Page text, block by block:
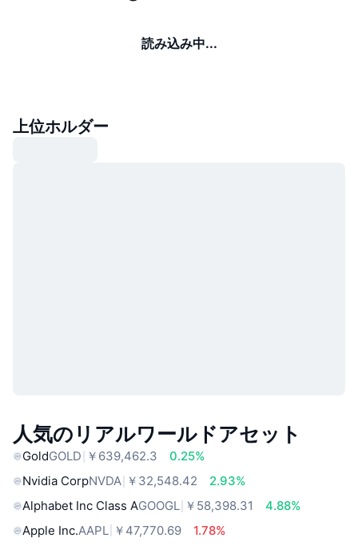
読み込み中...
上位ホルダー
人気のリアルワールドアセット
GoldGOLD ￥639,462.3
0.25%
Nvidia CorpNVDA ￥32,548.42
2.93%
Alphabet Inc Class AGOOGL ￥58,398.31
4.88%
Apple Inc.AAPL ￥47,770.69
1.78%